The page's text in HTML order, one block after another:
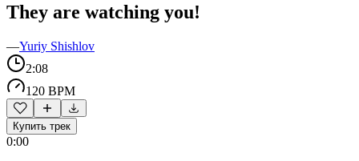
They are watching you!
—Yuriy Shishlov
2:08
120 BPM
Купить трек
0:00